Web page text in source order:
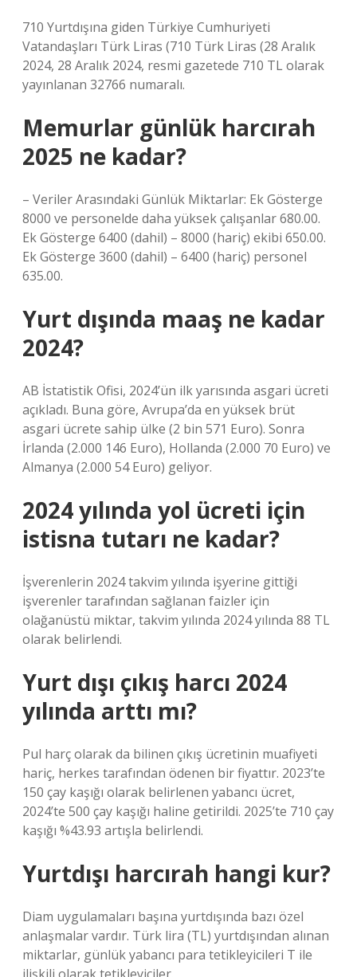
710 Yurtdışına giden Türkiye Cumhuriyeti
Vatandaşları Türk Liras (710 Türk Liras (28 Aralık
2024, 28 Aralık 2024, resmi gazetede 710 TL olarak
yayınlanan 32766 numaralı.
Memurlar günlük harcırah
2025 ne kadar?
– Veriler Arasındaki Günlük Miktarlar: Ek Gösterge
8000 ve personelde daha yüksek çalışanlar 680.00.
Ek Gösterge 6400 (dahil) – 8000 (hariç) ekibi 650.00.
Ek Gösterge 3600 (dahil) – 6400 (hariç) personel
635.00.
Yurt dışında maaş ne kadar
2024?
AB İstatistik Ofisi, 2024’ün ilk yarısında asgari ücreti
açıkladı. Buna göre, Avrupa’da en yüksek brüt
asgari ücrete sahip ülke (2 bin 571 Euro). Sonra
İrlanda (2.000 146 Euro), Hollanda (2.000 70 Euro) ve
Almanya (2.000 54 Euro) geliyor.
2024 yılında yol ücreti için
istisna tutarı ne kadar?
İşverenlerin 2024 takvim yılında işyerine gittiği
işverenler tarafından sağlanan faizler için
olağanüstü miktar, takvim yılında 2024 yılında 88 TL
olarak belirlendi.
Yurt dışı çıkış harcı 2024
yılında arttı mı?
Pul harç olarak da bilinen çıkış ücretinin muafiyeti
hariç, herkes tarafından ödenen bir fiyattır. 2023’te
150 çay kaşığı olarak belirlenen yabancı ücret,
2024’te 500 çay kaşığı haline getirildi. 2025’te 710 çay
kaşığı %43.93 artışla belirlendi.
Yurtdışı harcırah hangi kur?
Diam uygulamaları başına yurtdışında bazı özel
anlaşmalar vardır. Türk lira (TL) yurtdışından alınan
miktarlar, günlük yabancı para tetikleyicileri T ile